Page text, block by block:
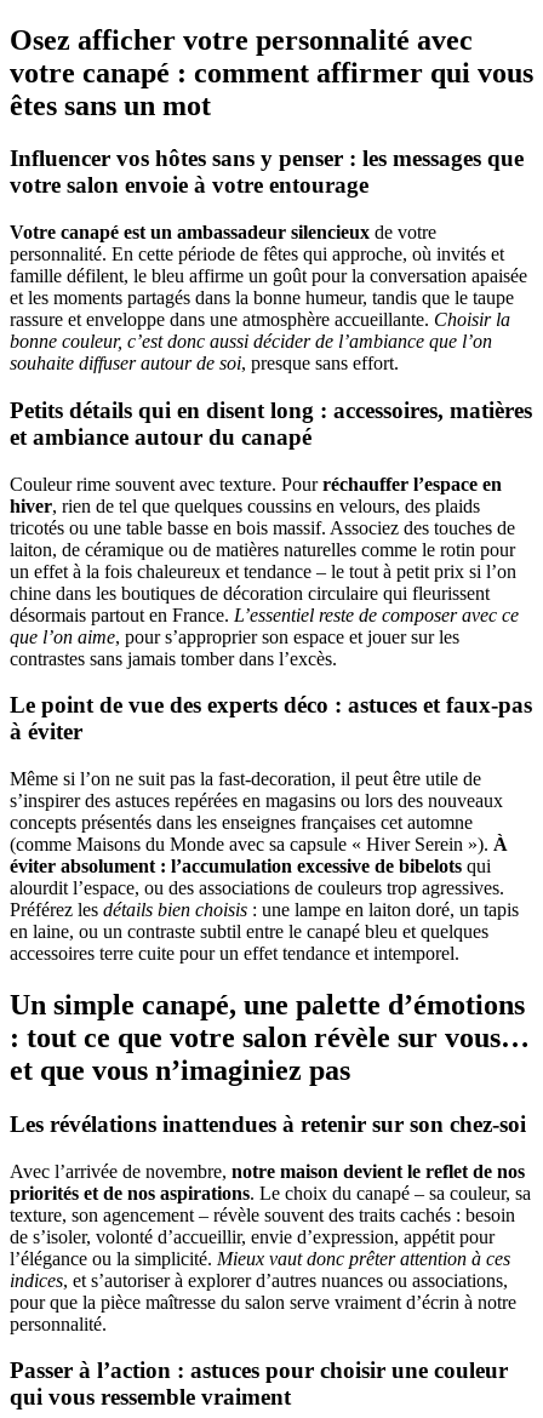
Osez afficher votre personnalité avec
votre canapé : comment affirmer qui vous
êtes sans un mot
Influencer vos hôtes sans y penser : les messages que
votre salon envoie à votre entourage
Votre canapé est un ambassadeur silencieux de votre
personnalité. En cette période de fêtes qui approche, où invités et
famille défilent, le bleu affirme un goût pour la conversation apaisée
et les moments partagés dans la bonne humeur, tandis que le taupe
rassure et enveloppe dans une atmosphère accueillante. Choisir la
bonne couleur, c’est donc aussi décider de l’ambiance que l’on
souhaite diffuser autour de soi, presque sans effort.
Petits détails qui en disent long : accessoires, matières
et ambiance autour du canapé
Couleur rime souvent avec texture. Pourréchauffer l’espace en
hiver, rien de tel que quelques coussins en velours, des plaids
tricotés ou une table basse en bois massif. Associez des touches de
laiton, de céramique ou de matières naturelles comme le rotin pour
un effet à la fois chaleureux et tendance – le tout à petit prix si l’on
chine dans les boutiques de décoration circulaire qui fleurissent
désormais partout en France. L’essentiel reste de composer avec ce
que l’on aime, pour s’approprier son espace et jouer sur les
contrastes sans jamais tomber dans l’excès.
Le point de vue des experts déco : astuces et faux-pas
à éviter
Même si l’on ne suit pas la fast-decoration, il peut être utile de
s’inspirer des astuces repérées en magasins ou lors des nouveaux
concepts présentés dans les enseignes françaises cet automne
(comme Maisons du Monde avec sa capsule « Hiver Serein »). À
éviter absolument : l’accumulation excessive de bibelots qui
alourdit l’espace, ou des associations de couleurs trop agressives.
Préférez les détails bien choisis : une lampe en laiton doré, un tapis
en laine, ou un contraste subtil entre le canapé bleu et quelques
accessoires terre cuite pour un effet tendance et intemporel.
Un simple canapé, une palette d’émotions
: tout ce que votre salon révèle sur vous…
et que vous n’imaginiez pas
Les révélations inattendues à retenir sur son chez-soi
Avec l’arrivée de novembre, notre maison devient le reflet de nos
priorités et de nos aspirations. Le choix du canapé – sa couleur, sa
texture, son agencement – révèle souvent des traits cachés : besoin
de s’isoler, volonté d’accueillir, envie d’expression, appétit pour
l’élégance ou la simplicité. Mieux vaut donc prêter attention à ces
indices, et s’autoriser à explorer d’autres nuances ou associations,
pour que la pièce maîtresse du salon serve vraiment d’écrin à notre
personnalité.
Passer à l’action : astuces pour choisir une couleur
qui vous ressemble vraiment